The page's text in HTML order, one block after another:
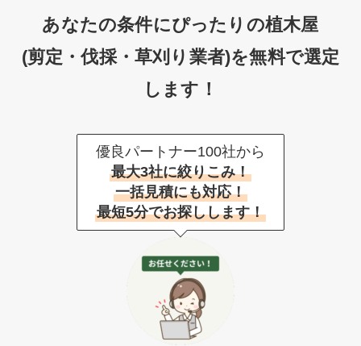
あなたの条件にぴったりの植木屋
(剪定・伐採・草刈り業者)を無料で選定
します！
優良パートナー100社から
最大3社に絞りこみ！
一括見積にも対応！
最短5分でお探しします！